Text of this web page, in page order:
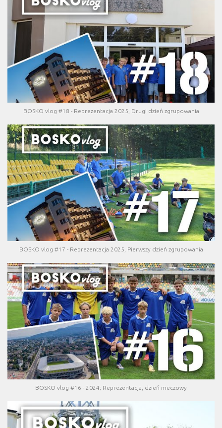
BOSKO vlog #18 - Reprezentacja 2025, Drugi dzień zgrupowania
BOSKO vlog #17 - Reprezentacja 2025, Pierwszy dzień zgrupowania
BOSKO vlog #16 - 2024; Reprezentacja, dzień meczowy